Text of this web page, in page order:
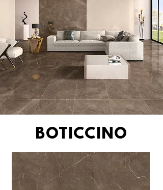
BOTICCINO